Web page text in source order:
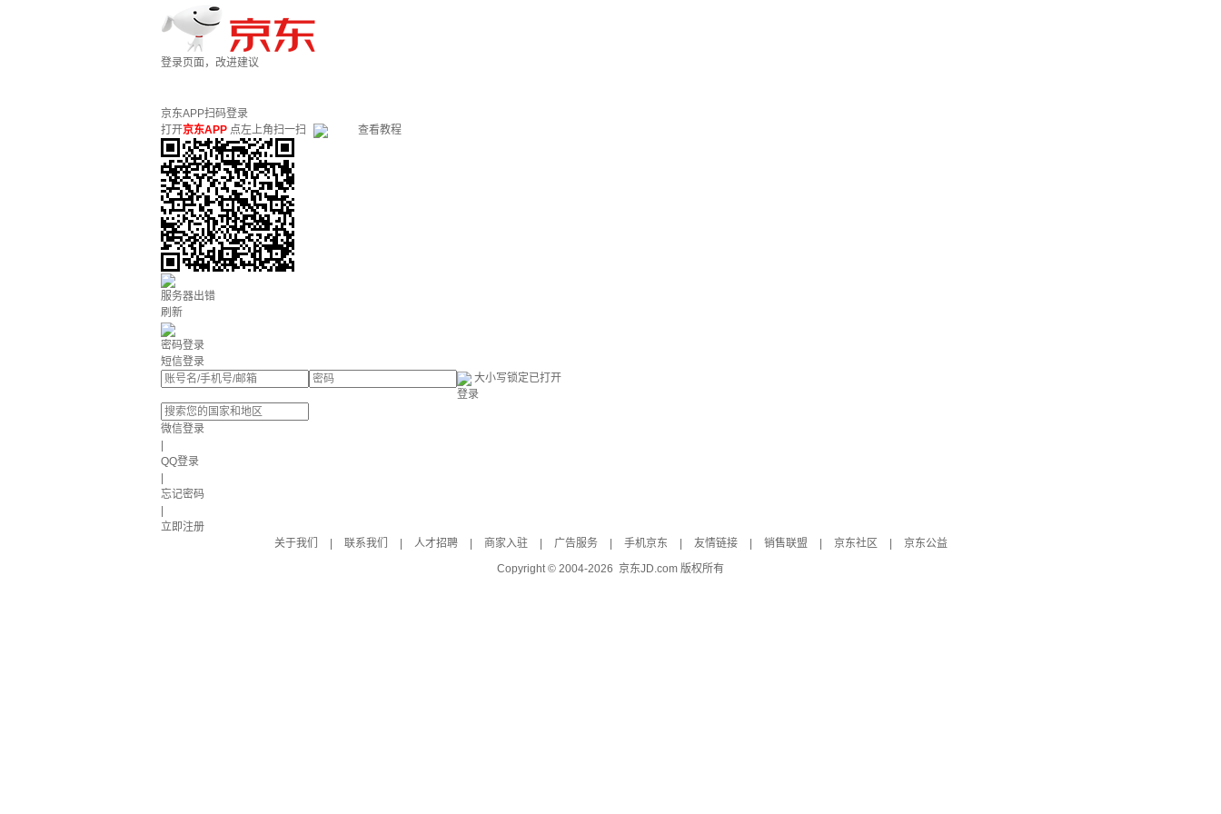
登录页面，改进建议
京东APP扫码登录
打开京东APP 点左上角扫一扫 查看教程
服务器出错
刷新
密码登录
短信登录
大小写锁定已打开
登录
微信登录
QQ登录
忘记密码
立即注册
关于我们
联系我们 人才招聘 商家入驻 广告服务 手机京东 友情链接 销售联盟 京东社区
京东公益
Copyright © 2004-2026 京东JD.com 版权所有